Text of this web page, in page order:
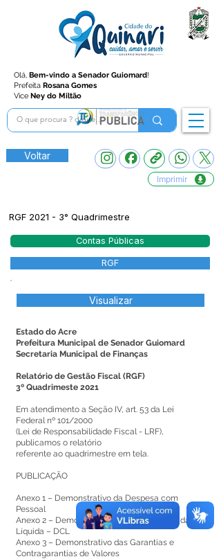
Olá, Bem-vindo a Senador Guiomard!
Prefeita Rosana Gomes
Vice Ney do Miltão
Voltar
Imprimir
RGF 2021 - 3° Quadrimestre
Contas Públicas
RGF
Visualizar
Estado do Acre
Prefeitura Municipal de Senador Guiomard
Secretaria Municipal de Finanças
Relatório de Gestão Fiscal (RGF)
3º Quadrimeste 2021
Em atendimento a Seção IV, art. 53 da Lei
Federal nº 101/2000
(Lei de Responsabilidade Fiscal - LRF),
publicamos o relatório
referente ao quadrimestre em tela.
PUBLICAÇÃO
Anexo 1 – Demonstrativo da Despesa com
Pessoal
Anexo 2 – Demonstrativo da Dívida Consolidada
Líquida – DCL
Anexo 3 – Demonstrativo das Garantias e
Contragarantias de Valores